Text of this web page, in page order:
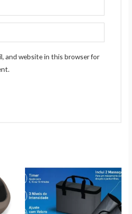
and website in this browser for